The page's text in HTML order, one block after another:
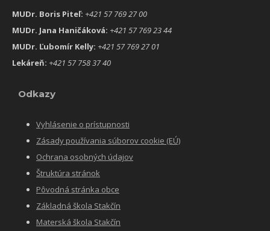
MUDr. Boris Piteľ: +421 57 769 27 00
MUDr. Jana Haničáková: +421 57 769 23 44
MUDr. Ľubomír Kelly: +421 57 769 27 01
Lekáreň: +421 57 758 37 40
Odkazy
Vyhlásenie o prístupnosti
Zásady používania súborov cookie (EÚ)
Ochrana osobných údajov
Štruktúra stránok
Pôvodná stránka obce
Základná škola Stakčín
Materská škola Stakčín